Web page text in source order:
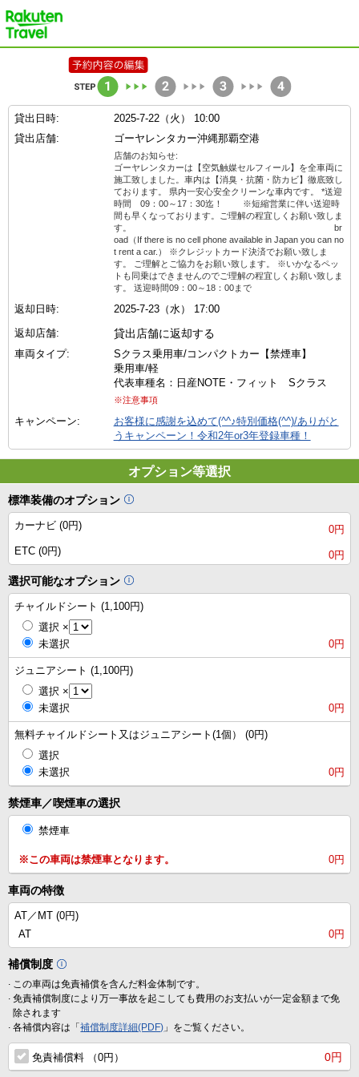
貸出日時:
2025-7-22（火） 10:00
貸出店舗:
ゴーヤレンタカー沖縄那覇空港
店舗のお知らせ:
ゴーヤレンタカーは【空気触媒セルフィール】を全車両に
施工致しました。車内は【消臭・抗菌・防カビ】徹底致し
ております。 県内一安心安全クリーンな車内です。 *送迎
時間 09：00～17：30迄！ ※短縮営業に伴い送迎時
間も早くなっております。ご理解の程宜しくお願い致しま
す。 br
oad（If there is no cell phone available in Japan you can no
t rent a car.） ※クレジットカード決済でお願い致しま
す。 ご理解とご協力をお願い致します。 ※いかなるペッ
トも同乗はできませんのでご理解の程宜しくお願い致しま
す。 送迎時間09：00～18：00まで
返却日時:
2025-7-23（水） 17:00
返却店舗:
貸出店舗に返却する
車両タイプ:
Sクラス乗用車/コンパクトカー【禁煙車】
乗用車/軽
代表車種名：日産NOTE・フィット Sクラス
※注意事項
キャンペーン:
お客様に感謝を込めて(^^♪特別価格(^^)/ありがと
うキャンペーン！令和2年or3年登録車種！
オプション等選択
標準装備のオプション
カーナビ (0円)
0円
ETC (0円)
0円
選択可能なオプション
チャイルドシート (1,100円)
選択 ×
未選択
0円
ジュニアシート (1,100円)
選択 ×
未選択
0円
無料チャイルドシート又はジュニアシート(1個） (0円)
選択
未選択
0円
禁煙車／喫煙車の選択
禁煙車
※この車両は禁煙車となります。 0円
車両の特徴
AT／MT (0円)
AT
0円
補償制度
この車両は免責補償を含んだ料金体制です。
免責補償制度により万一事故を起こしても費用のお支払いが一定金額まで免
除されます
各補償内容は「補償制度詳細(PDF) 」をご覧ください。
免責補償料 （0円） 0円